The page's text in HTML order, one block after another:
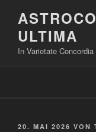
Inhalt
springenULTIMA
In Varietate Concordia
VERÖFFENTLICHT
20. MAI 2026 VON